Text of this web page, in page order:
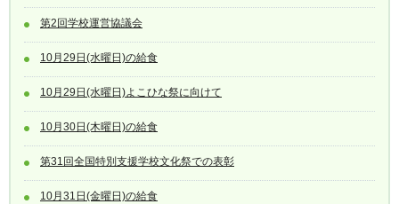
第2回学校運営協議会
10月29日(水曜日)の給食
10月29日(水曜日)よこひな祭に向けて
10月30日(木曜日)の給食
第31回全国特別支援学校文化祭での表彰
10月31日(金曜日)の給食